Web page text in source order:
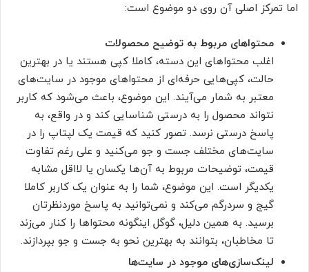
اما تمرکز اصلی آن روی دو موضوع است:
محتواهای مربوط به توضیح محصولات
اغلب محتواهای این دسته، کاملا کپی هستند یا در بهترین
حالت، کپی‌هایی حرفه‌ای از محتواهای موجود در سایت‌های
معتبر به شمار می‌آیند. این موضوع، باعث می‌شود که کاربر
نتواند محصول را به درستی شناسایی کند و در واقع، به
پاسخ درستی نرسد. تصور کنید که قیمت یک لپتاپ را در
سایت‌های مختلف جست و جو می‌کنید و علی رغم تفاوت
قیمت، توضیحات مربوط به آن‌ها یکسان یا لااقل مشابه
یکدیگر است. این موضوع، شما را به عنوان یک کاربر کاملا
گیج و سردرگم می‌کند و نمی‌توانید به پاسخ موردنظرتان
برسید. به همین دلیل، گوگل اینگونه محتواها را کنار می‌زند
تا مخاطبان، بتوانند به بهترین نحو به جست و جو بپردازند.
لینک‌سازی‌های موجود در سایت‌ها